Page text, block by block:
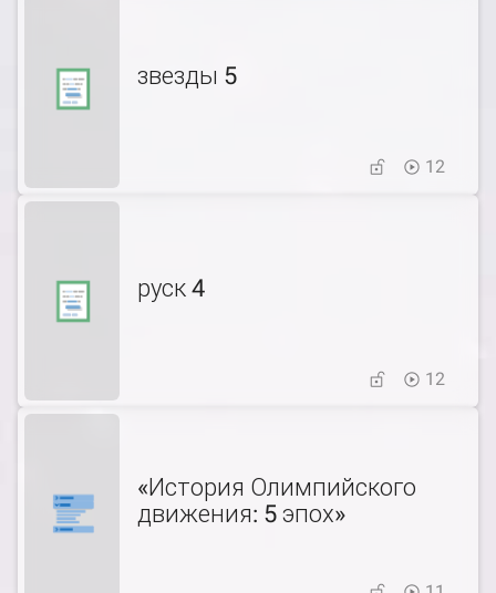
звезды 5
12
руск 4
12
«История Олимпийского
движения: 5 эпох»